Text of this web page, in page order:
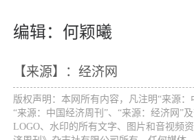
编辑：何颖曦
【来源】：经济网
版权声明：本网所有内容，凡注明“来源：
“来源：中国经济周刊”、“来源：经济网”
LOGO、水印的所有文字、图片和音视频